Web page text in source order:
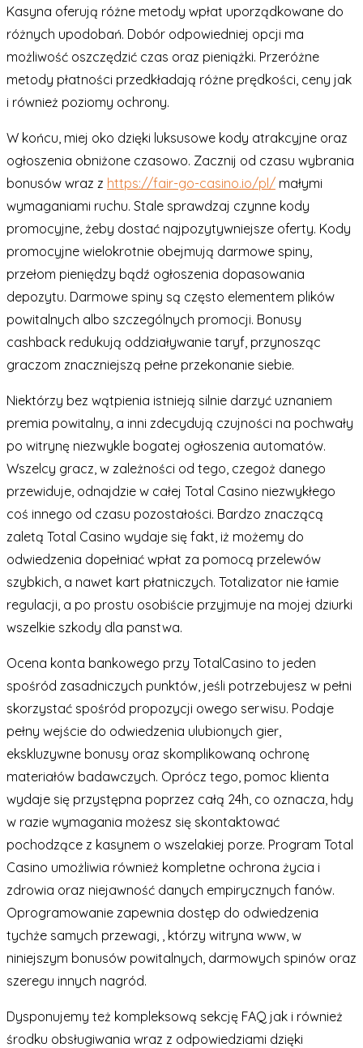
Kasyna oferują różne metody wpłat uporządkowane do
różnych upodobań. Dobór odpowiedniej opcji ma
możliwość oszczędzić czas oraz pieniążki. Przeróżne
metody płatności przedkładają różne prędkości, ceny jak
i również poziomy ochrony.
W końcu, miej oko dzięki luksusowe kody atrakcyjne oraz
ogłoszenia obniżone czasowo. Zacznij od czasu wybrania
bonusów wraz z https://fair-go-casino.io/pl/ małymi
wymaganiami ruchu. Stale sprawdzaj czynne kody
promocyjne, żeby dostać najpozytywniejsze oferty. Kody
promocyjne wielokrotnie obejmują darmowe spiny,
przełom pieniędzy bądź ogłoszenia dopasowania
depozytu. Darmowe spiny są często elementem plików
powitalnych albo szczególnych promocji. Bonusy
cashback redukują oddziaływanie taryf, przynosząc
graczom znaczniejszą pełne przekonanie siebie.
Niektórzy bez wątpienia istnieją silnie darzyć uznaniem
premia powitalny, a inni zdecydują czujności na pochwały
po witrynę niezwykle bogatej ogłoszenia automatów.
Wszelcy gracz, w zależności od tego, czegoż danego
przewiduje, odnajdzie w całej Total Casino niezwykłego
coś innego od czasu pozostałości. Bardzo znaczącą
zaletą Total Casino wydaje się fakt, iż możemy do
odwiedzenia dopełniać wpłat za pomocą przelewów
szybkich, a nawet kart płatniczych. Totalizator nie łamie
regulacji, a po prostu osobiście przyjmuje na mojej dziurki
wszelkie szkody dla panstwa.
Ocena konta bankowego przy TotalCasino to jeden
spośród zasadniczych punktów, jeśli potrzebujesz w pełni
skorzystać spośród propozycji owego serwisu. Podaje
pełny wejście do odwiedzenia ulubionych gier,
ekskluzywne bonusy oraz skomplikowaną ochronę
materiałów badawczych. Oprócz tego, pomoc klienta
wydaje się przystępna poprzez całą 24h, co oznacza, hdy ​​
w razie wymagania możesz się skontaktować
pochodzące z kasynem o wszelakiej porze. Program Total
Casino umożliwia również kompletne ochrona życia i
zdrowia oraz niejawność danych empirycznych fanów.
Oprogramowanie zapewnia dostęp do odwiedzenia
tychże samych przewagi, , którzy witryna www, w
niniejszym bonusów powitalnych, darmowych spinów oraz
szeregu innych nagród.
Dysponujemy też kompleksową sekcję FAQ jak i również
środku obsługiwania wraz z odpowiedziami dzięki